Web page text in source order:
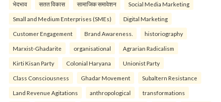
भेदभाव सतत विकास सामाजिक समावेशन Social Media Marketing
Small and Medium Enterprises (SMEs) Digital Marketing
Customer Engagement Brand Awareness. historiography
Marxist-Ghadarite organisational Agrarian Radicalism
Kirti Kisan Party Colonial Haryana Unionist Party
Class Consciousness Ghadar Movement Subaltern Resistance
Land Revenue Agitations anthropological transformations